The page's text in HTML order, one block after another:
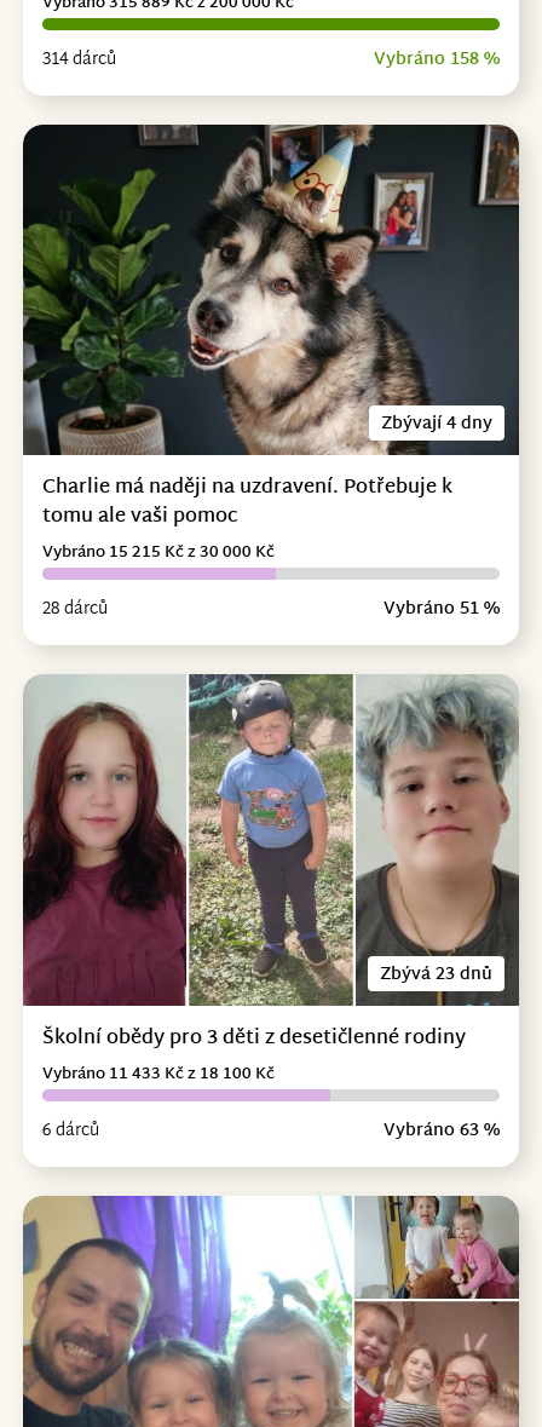
314 dárců Vybráno 158 %
Zbývají 4 dny
Charlie má naději na uzdravení. Potřebuje k
tomu ale vaši pomoc
28 dárců Vybráno 51 %
Vybráno 15 215 Kč z 30 000 Kč
Zbývá 23 dnů
Školní obědy pro 3 děti z desetičlenné rodiny
6 dárců Vybráno 63 %
Vybráno 11 433 Kč z 18 100 Kč